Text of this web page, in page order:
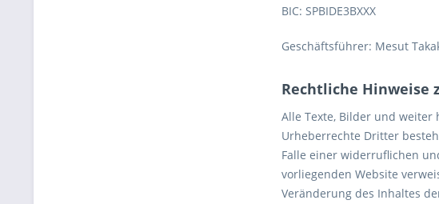
BIC: SPBIDE3BXXX
Geschäftsführer: Mesut
Rechtliche Hinweise
Alle Texte, Bilder und
Urheberrechte Dritter
Falle einer widerruflichen
vorliegenden Website
Veränderung des Inhaltes